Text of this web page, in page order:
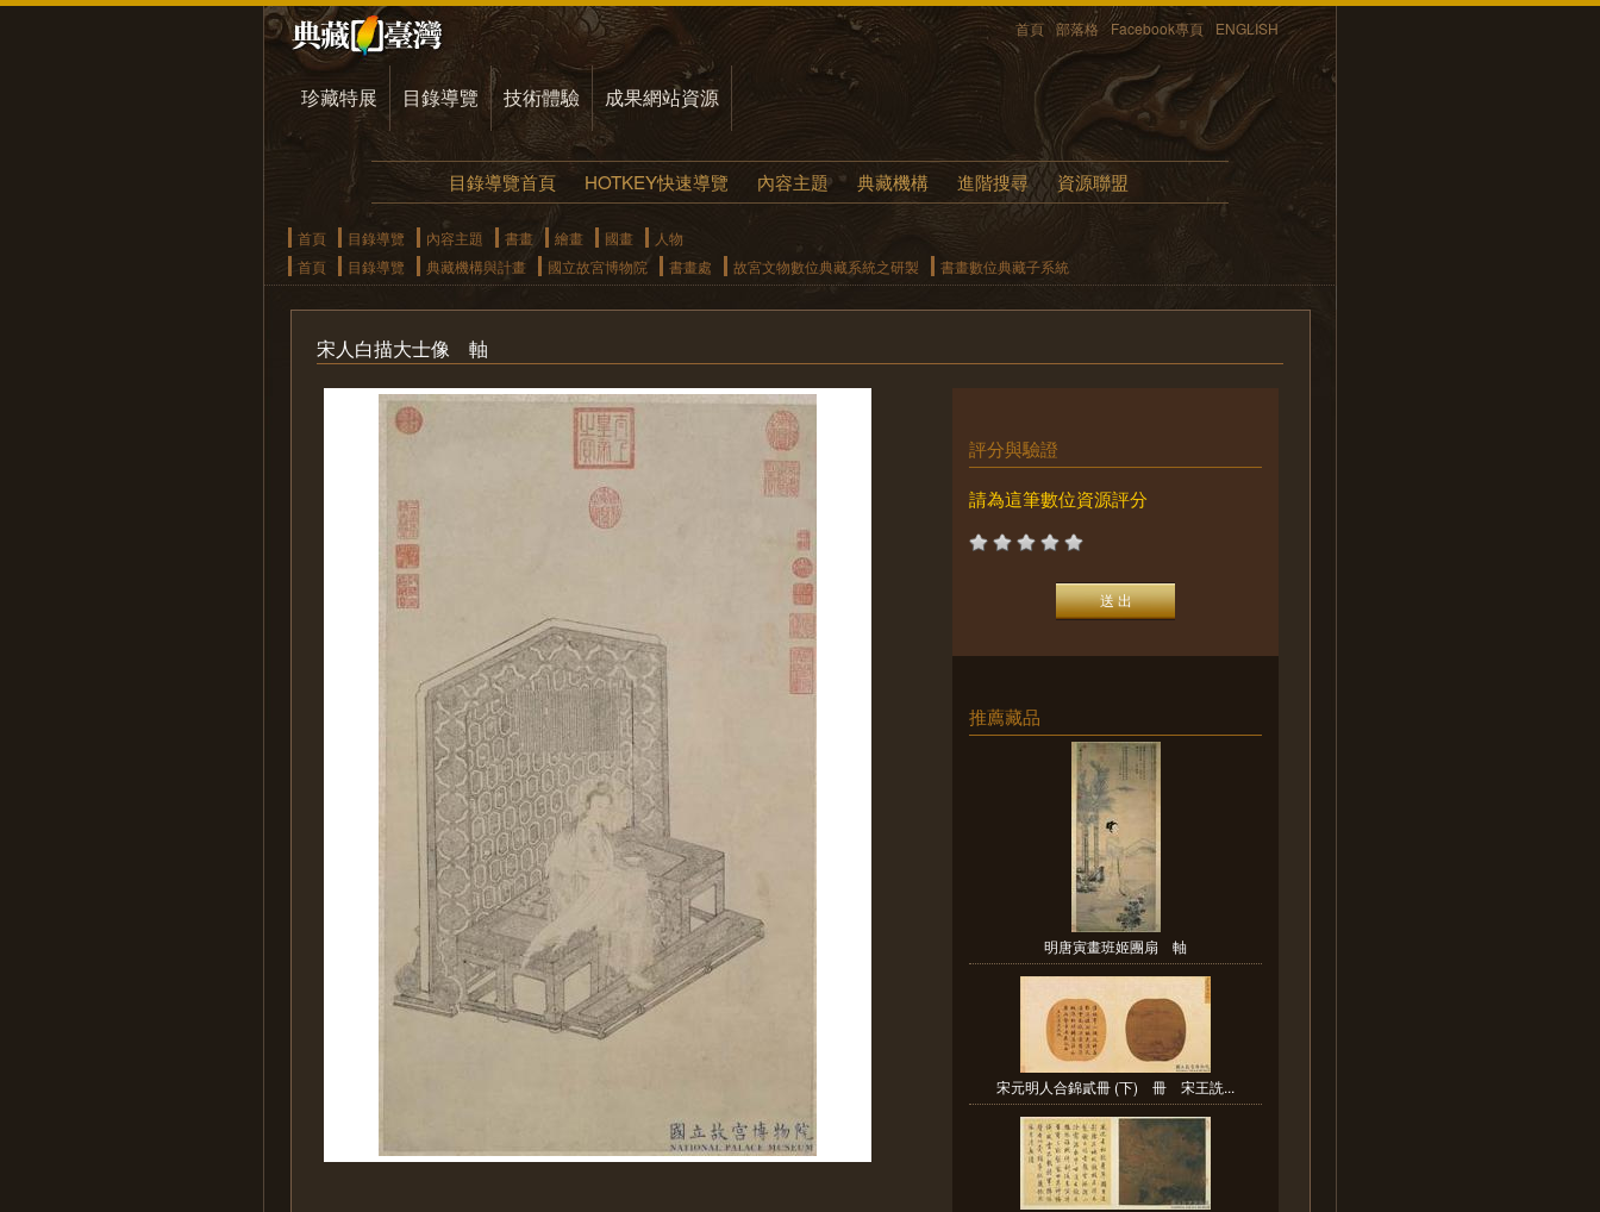
首頁 部落格 Facebook專頁 ENGLISH
珍藏特展 目錄導覽 技術體驗 成果網站資源
目錄導覽首頁 HOTKEY快速導覽 內容主題 典藏機構 進階搜尋 資源聯盟
首頁 目錄導覽 內容主題 書畫 繪畫 國畫
人物
首頁
目錄導覽 典藏機構與計畫 國立故宮博物院 書畫處 故宮文物數位典藏系統之研製 書畫數位典藏子系統
宋人白描大士像 軸
評分與驗證
請為這筆數位資源評分
推薦藏品
明唐寅畫班姬團扇 軸
宋元明人合錦貳冊 (下) 冊 宋王詵...